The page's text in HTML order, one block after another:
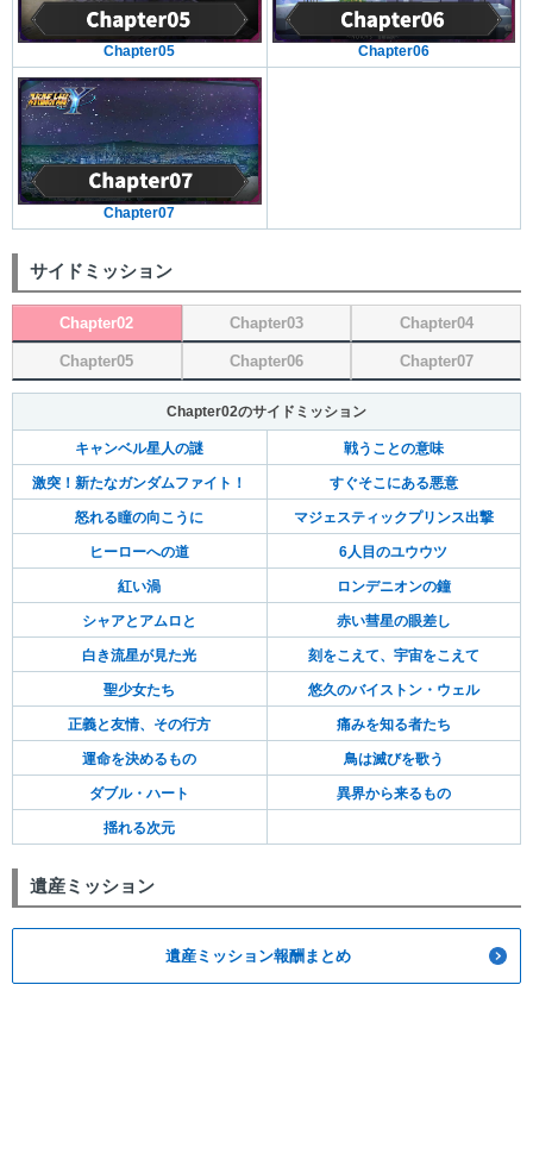
Chapter05 Chapter06
Chapter07
サイドミッション
Chapter02 Chapter03 Chapter04
Chapter05 Chapter06 Chapter07
Chapter02のサイドミッション
キャンベル星人の謎 戦うことの意味
激突！新たなガンダムファイト！ すぐそこにある悪意
怒れる瞳の向こうに マジェスティックプリンス出撃
ヒーローへの道 6人目のユウウツ
紅い渦 ロンデニオンの鐘
シャアとアムロと 赤い彗星の眼差し
白き流星が見た光 刻をこえて、宇宙をこえて
聖少女たち 悠久のバイストン・ウェル
正義と友情、その行方 痛みを知る者たち
運命を決めるもの 鳥は滅びを歌う
ダブル・ハート 異界から来るもの
揺れる次元
遺産ミッション
遺産ミッション報酬まとめ